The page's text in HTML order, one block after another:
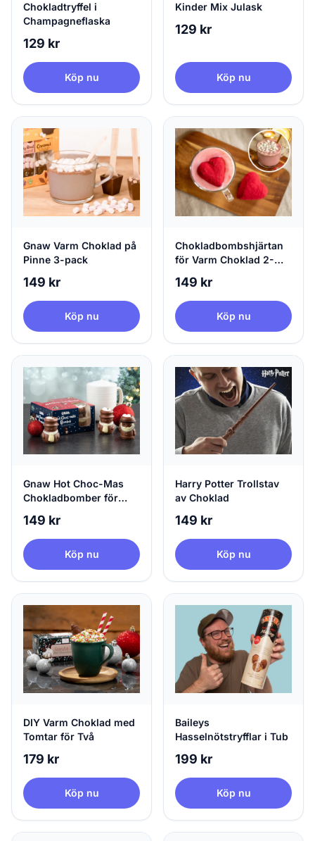
Chokladtryffel i
Champagneflaska
129 kr
Köp nu
Kinder Mix Julask
129 kr
Köp nu
Gnaw Varm Choklad på
Pinne 3-pack
149 kr
Köp nu
Chokladbombshjärtan
för Varm Choklad 2-
149 kr
Köp nu
Gnaw Hot Choc-Mas
Chokladbomber för
149 kr
Köp nu
Harry Potter Trollstav
av Choklad
149 kr
Köp nu
DIY Varm Choklad med
Tomtar för Två
179 kr
Köp nu
Baileys
Hasselnötstryfflar i Tub
199 kr
Köp nu